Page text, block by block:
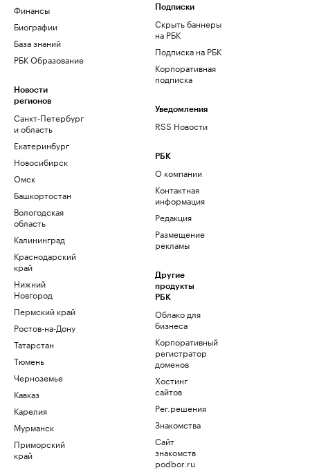
Финансы
Биографии
База знаний
РБК Образование
Новости
регионов
Санкт-Петербург
и область
Екатеринбург
Новосибирск
Омск
Башкортостан
Вологодская
область
Калининград
Краснодарский
край
Нижний
Новгород
Пермский край
Ростов-на-Дону
Татарстан
Тюмень
Черноземье
Кавказ
Карелия
Мурманск
Приморский
край
Подписки
Скрыть баннеры
на РБК
Подписка на РБК
Корпоративная
подписка
Уведомления
RSS Новости
РБК
О компании
Контактная
информация
Редакция
Размещение
рекламы
Другие
продукты
РБК
Облако для
бизнеса
Корпоративный
регистратор
доменов
Хостинг
сайтов
Рег.решения
Знакомства
Сайт
знакомств
podbor.ru